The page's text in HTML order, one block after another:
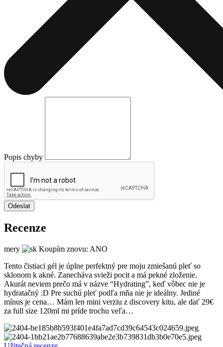
Popis chyby
Odeslat
Recenze
mery
Koupím znovu: ANO
Tento čistiaci gél je úplne perfektný pre moju zmiešanú pleť so
sklonom k akné. Zanecháva svieži pocit a má pekné zloženie.
Akurát neviem prečo má v názve “Hydrating”, keď vôbec nie je
hydratačný :D Pre suchú pleť podľa mňa nie je ideálny. Jediné
mínus je cena… Mám len mini verziu z discovery kitu, ale dať 29€
za full size 120ml mi príde trochu veľa…